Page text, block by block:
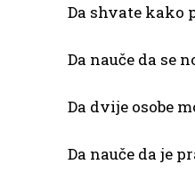
Da shvate kako
Da nauče da se
Da dvije osobe
Da nauče da je